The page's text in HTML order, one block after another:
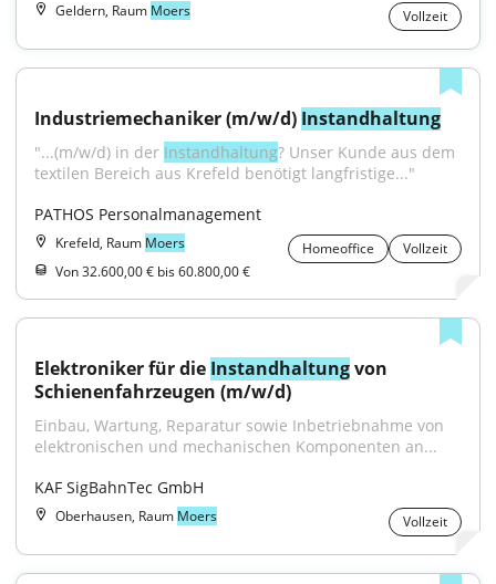
Geldern, Raum Moers Vollzeit
Industriemechaniker (m/w/d) Instandhaltung
"...(m/w/d) in der Instandhaltung? Unser Kunde aus dem
textilen Bereich aus Krefeld benötigt langfristige..."
PATHOS Personalmanagement
Krefeld, Raum Moers Homeoffice
Vollzeit
Von 32.600,00 € bis 60.800,00 €
Elektroniker für die Instandhaltung von
Schienenfahrzeugen (m/w/d)
Einbau, Wartung, Reparatur sowie Inbetriebnahme von
elektronischen und mechanischen Komponenten an...
KAF SigBahnTec GmbH
Oberhausen, Raum Moers Vollzeit